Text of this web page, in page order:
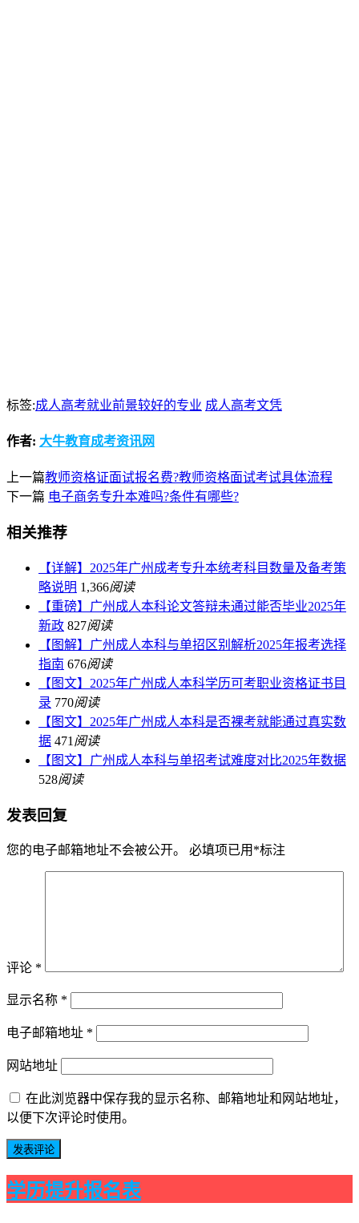
标签:成人高考就业前景较好的专业 成人高考文凭
作者: 大牛教育成考资讯网
上一篇教师资格证面试报名费?教师资格面试考试具体流程
下一篇 电子商务专升本难吗?条件有哪些?
相关推荐
【详解】2025年广州成考专升本统考科目数量及备考策
略说明 1,366阅读
【重磅】广州成人本科论文答辩未通过能否毕业2025年
新政 827阅读
【图解】广州成人本科与单招区别解析2025年报考选择
指南 676阅读
【图文】2025年广州成人本科学历可考职业资格证书目
录 770阅读
【图文】2025年广州成人本科是否裸考就能通过真实数
据 471 阅读
【图文】广州成人本科与单招考试难度对比2025年数据
528阅读
发表回复
您的电子邮箱地址不会被公开。 必填项已用 *标注
评论 *
显示名称 *
电子邮箱地址 *
网站地址
在此浏览器中保存我的显示名称、邮箱地址和网站地址，
以便下次评论时使用。
学历提升报名表